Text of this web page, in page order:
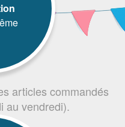
articles commandés
au vendredi).